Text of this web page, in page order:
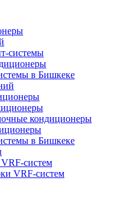
системы
в Бишкеке
кондиционеры
в Бишкеке
систем
VRF-систем